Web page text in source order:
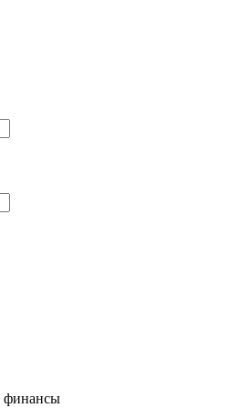
финансы